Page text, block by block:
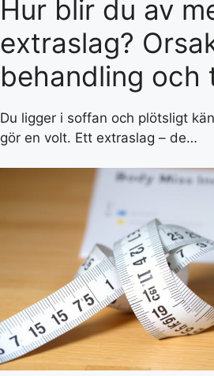
Hur blir du av
extraslag?
behandling och
Du ligger i soffan och plötsligt
gör en volt. Ett extraslag – de…